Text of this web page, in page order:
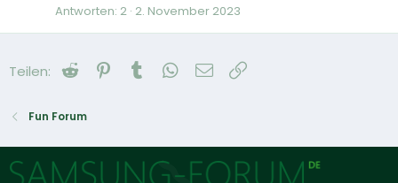
Antworten 2 2. November 2023
Teilen: Reddit Pinterest
Tumblr WhatsApp
E-Mail
Fun Forum